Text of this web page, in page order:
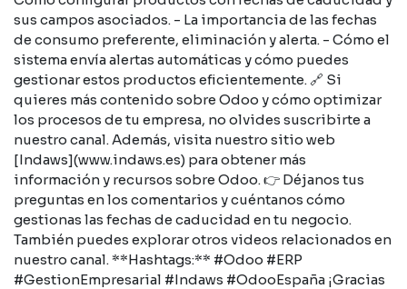
sus campos asociados. - La importancia de las fechas
de consumo preferente, eliminación y alerta. - Cómo el
sistema envía alertas automáticas y cómo puedes
gestionar estos productos eficientemente. 🔗 Si
quieres más contenido sobre Odoo y cómo optimizar
los procesos de tu empresa, no olvides suscribirte a
nuestro canal. Además, visita nuestro sitio web
[Indaws](www.indaws.es) para obtener más
información y recursos sobre Odoo. 👉 Déjanos tus
preguntas en los comentarios y cuéntanos cómo
gestionas las fechas de caducidad en tu negocio.
También puedes explorar otros videos relacionados en
nuestro canal. **Hashtags:** #Odoo #ERP
#GestionEmpresarial #Indaws #OdooEspaña ¡Gracias